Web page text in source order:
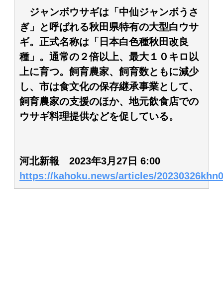
ジャンボウサギは「中仙ジャンボうさ
ぎ」と呼ばれる秋田県特有の大型白ウサ
ギ。正式名称は「日本白色種秋田改良
種」。通常の２倍以上、最大１０キロ以
上に育つ。飼育農家、飼育数ともに減少
し、市は食文化の保存継承事業として、
飼育農家の支援のほか、地元飲食店での
ウサギ料理提供などを促している。
河北新報 2023年3月27日 6:00
https://kahoku.news/articles/